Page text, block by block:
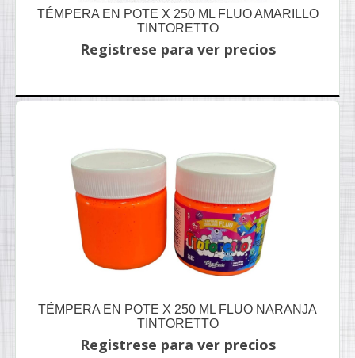
TÉMPERA EN POTE X 250 ML FLUO AMARILLO
TINTORETTO
Registrese para ver precios
TÉMPERA EN POTE X 250 ML FLUO NARANJA
TINTORETTO
Registrese para ver precios